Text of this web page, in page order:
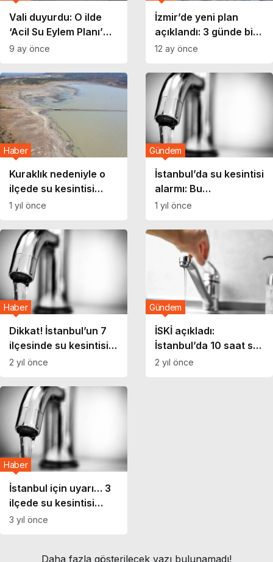
Vali duyurdu: O ilde
‘Acil Su Eylem Planı’
devreye alındı!
9 ay önce
İzmir’de yeni plan
açıklandı: 3 günde bir
su kesintisi!
12 ay önce
Kuraklık nedeniyle o
ilçede su kesintisi
başlıyor!
Haber
1 yıl önce
İstanbul’da su kesintisi
alarmı: Bu
mahallelerde
Gündem
1 yıl önce
Dikkat! İstanbul’un 7
ilçesinde su kesintisi
uygulanacak
Haber
2 yıl önce
İSKİ açıkladı:
İstanbul’da 10 saat su
kesintisi! İstanbul’da
Gündem
2 yıl önce
İstanbul için uyarı… 3
ilçede su kesintisi
olacak!
Haber
3 yıl önce
Daha fazla gösterilecek yazı bulunamadı!